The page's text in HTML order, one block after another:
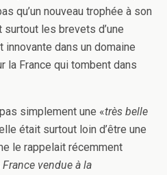
qu’un nouveau trophée à son
les brevets d’une
dans un domaine
la France qui tombent dans
simplement une «très belle
était surtout loin d’être une
le rappelait récemment
France vendue à la